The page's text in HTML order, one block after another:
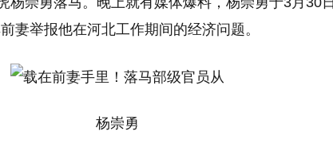
妻举报他在河北工作期间的经济问题。
杨崇勇